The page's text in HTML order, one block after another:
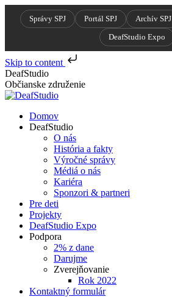
Správy SPJ Portál SPJ Archív SPJ
DeafStudio Expo
Skip to content
Skip
to
content
DeafStudio
Občianske združenie
Domov
DeafStudio
O nás
História a fakty
Výročné správy
Médiá o nás
Kariéra
Sponzori & partneri
Pre deti
Projekty
DeafStudio Expo
Podpora
2% z dane
Darujme
Zverejňovanie
Rok 2022
Kontaktný formulár